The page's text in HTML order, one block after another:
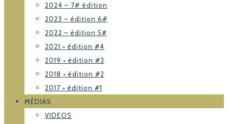
2024 – 7# édition
2023 – édition 6#
2022 – édition 5#
2021 • édition #4
2019 • édition #3
2018 • édition #2
2017 • édition #1
MÉDIAS
VIDEOS